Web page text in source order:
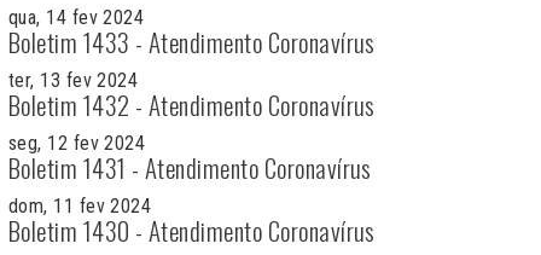
qua, 14 fev 2024
Boletim 1433 - Atendimento Coronavírus
ter, 13 fev 2024
Boletim 1432 - Atendimento Coronavírus
seg, 12 fev 2024
Boletim 1431 - Atendimento Coronavírus
dom, 11 fev 2024
Boletim 1430 - Atendimento Coronavírus